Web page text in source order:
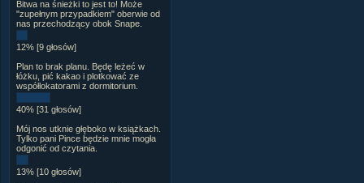
Bitwa na śnieżki to jest to! Może
"zupełnym przypadkiem" oberwie od
nas przechodzący obok Snape.
12% [9 głosów]
Plan to brak planu. Będę leżeć w
łóżku, pić kakao i plotkować ze
współlokatorami z dormitorium.
40% [31 głosów]
Mój nos utknie głęboko w książkach.
Tylko pani Pince będzie mnie mogła
odgonić od czytania.
13% [10 głosów]